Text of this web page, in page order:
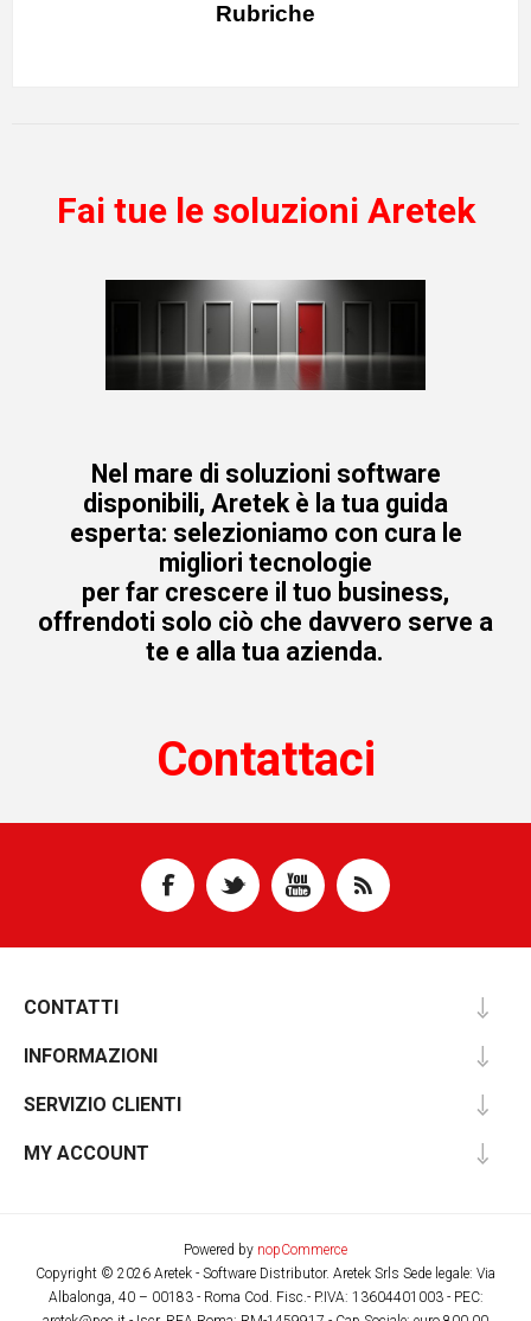
Rubriche
Fai tue le soluzioni Aretek
Nel mare di soluzioni software
disponibili, Aretek è la tua guida
esperta: selezioniamo con cura le
migliori tecnologie
per far crescere il tuo business,
offrendoti solo ciò che davvero serve a
te e alla tua azienda.
Contattaci
CONTATTI
INFORMAZIONI
SERVIZIO CLIENTI
MY ACCOUNT
Powered by nopCommerce
Copyright © 2026 Aretek - Software Distributor. Aretek Srls Sede legale: Via
Albalonga, 40 – 00183 - Roma Cod. Fisc.- P.IVA: 13604401003 - PEC: